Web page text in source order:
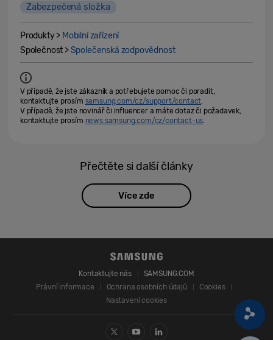
Zabezpečená složka
Produkty > Mobilní zařízení
Společnost >Společenská zodpovědnost
V případě, že jste zákazník a potřebujete pomoc či poradit,
kontaktujte prosím samsung.com/cz/support/contact.
V případě, že jste novinář či influencer a máte dotaz či požadavek,
kontaktujte prosím news.samsung.com/cz/contact-us.
Přečtěte si další články
Více zde
Kontaktujte nás
SAMSUNG.COM
Právní informace
Ochrana osobních údajů
Cookies
Nastavení cookies